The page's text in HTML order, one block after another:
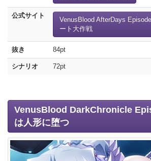
公式サイト
VenusBlood AfterDays
ート大作戦
抜き 84pt
シナリオ 72pt
VenusBlood DarkChronicle
は人形に堕つ